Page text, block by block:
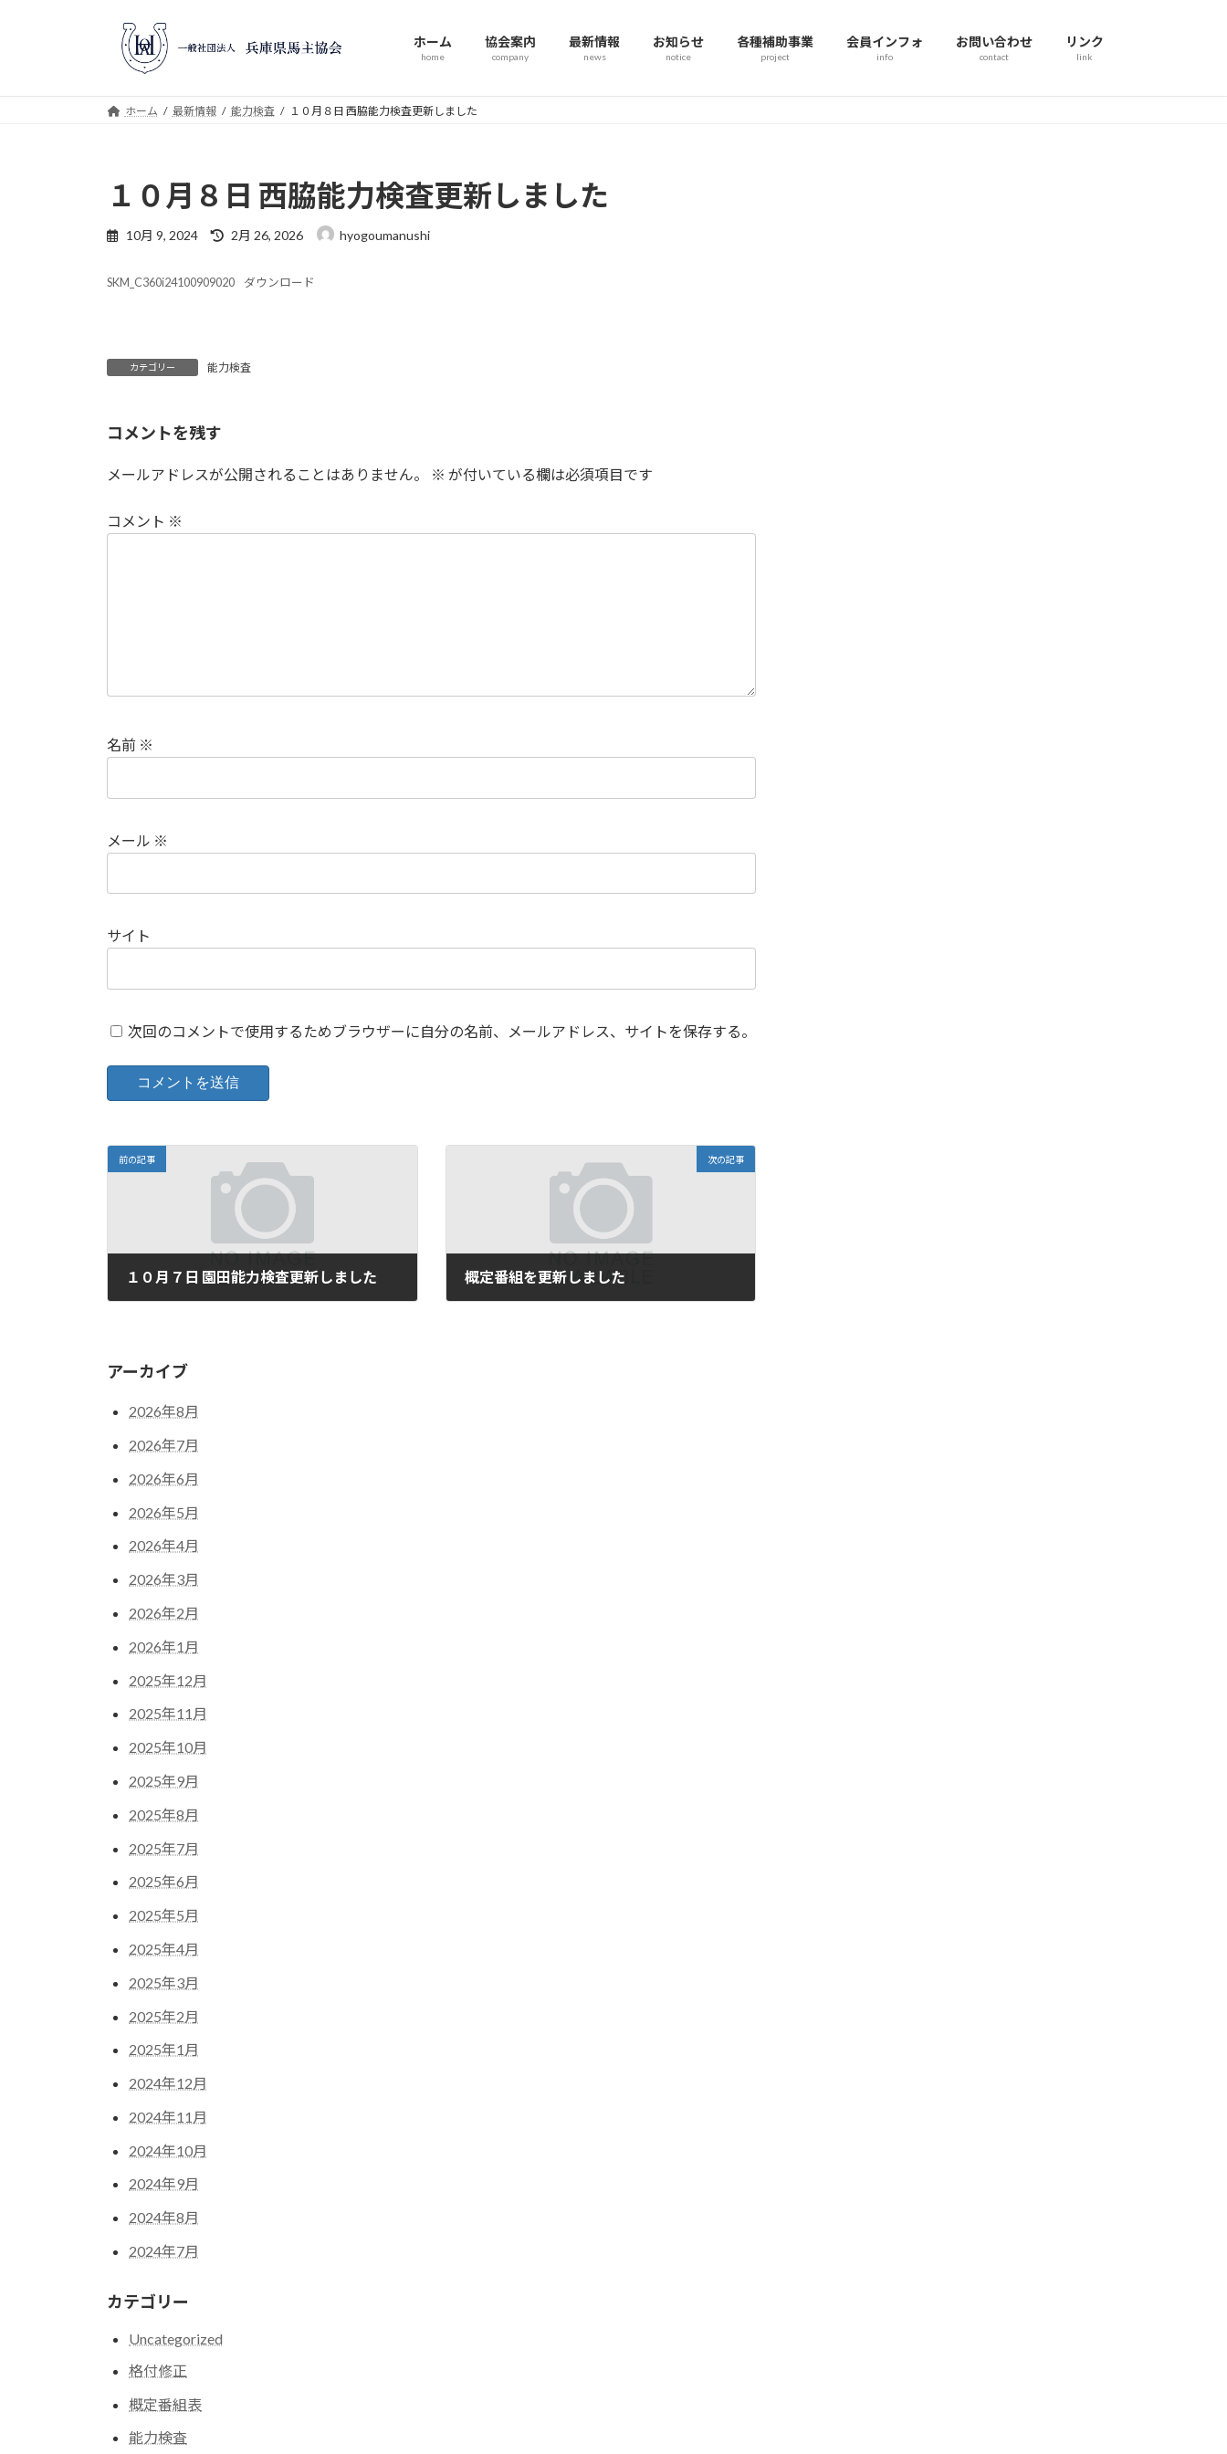
ホーム
home
協会案内
company
最新情報
news
お知らせ
notice
各種補助事業
project
会員インフォ
info
お問い合わせ
contact
リンク
link
ホーム 最新情報 能力検査 １０月８日 西脇能力検査更新しました
１０月８日 西脇能力検査更新しました
10月 9, 2024
最
新
2月 26, 2026 hyogoumanushi
SKM_C360i24100909020 ダウンロード
カテゴリー 能力検査
コメントを残す
メールアドレスが公開されることはありません。 ※ が付いている欄は必須項目です
コメント ※
名前 ※
メール ※
サイト
次回のコメントで使用するためブラウザーに自分の名前、メールアドレス、サイトを保存する。
前の記事
１０月７日 園田能力検査更新しました
次の記事
概定番組を更新しました
アーカイブ
2026年8月
2026年7月
2026年6月
2026年5月
2026年4月
2026年3月
2026年2月
2026年1月
2025年12月
2025年11月
2025年10月
2025年9月
2025年8月
2025年7月
2025年6月
2025年5月
2025年4月
2025年3月
2025年2月
2025年1月
2024年12月
2024年11月
2024年10月
2024年9月
2024年8月
2024年7月
カテゴリー
Uncategorized
格付修正
概定番組表
能力検査